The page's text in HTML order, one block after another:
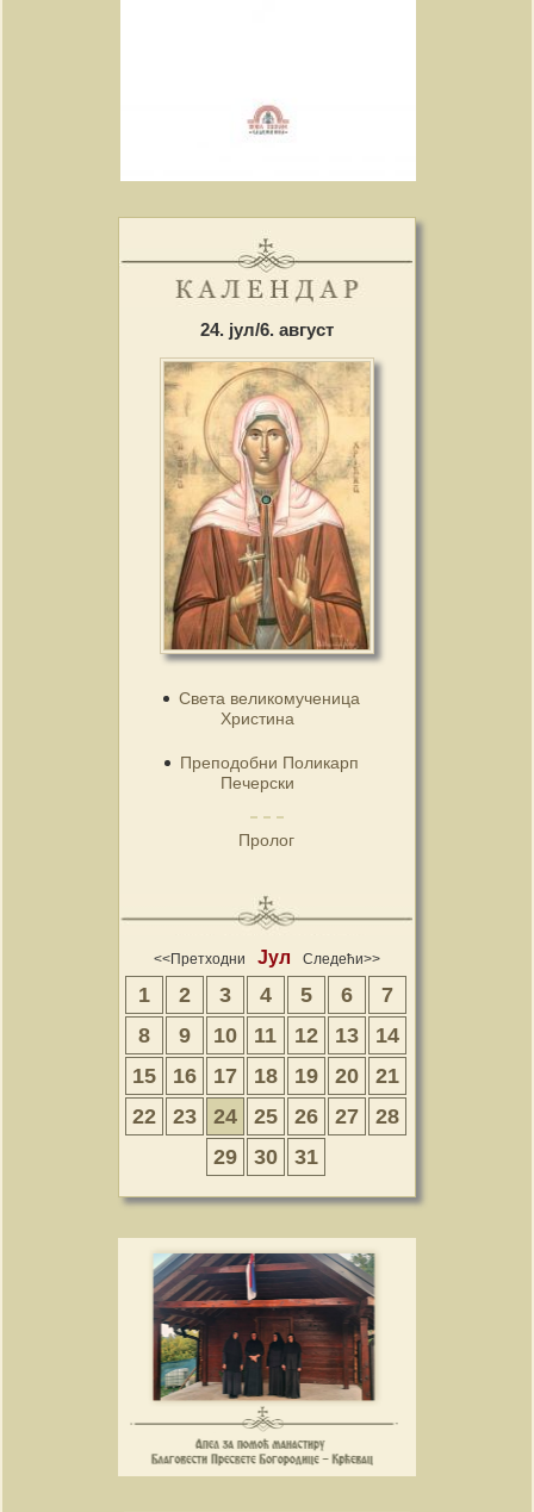
24. јул/6. август
Света великомученица
Христина
Преподобни Поликарп
Печерски
Пролог
<<Претходни Јул Следећи>>
1 2 3 4 5 6
7
8
9 10 11 12 13
14
15
16 17 18 19 20
21
22
23 24 25 26 27
28
29
30 31